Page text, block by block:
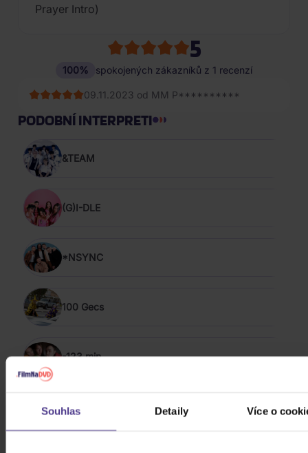
Souhlas Detaily Více o
Prayer Intro)
5
100% spokojených zákazníků z 1 recenzí
09.11.2023 od MM P**********
PODOBNÍ INTERPRETI
&TEAM
(G)I-DLE
*NSYNC
100 Gecs
-123 min.
The 1975